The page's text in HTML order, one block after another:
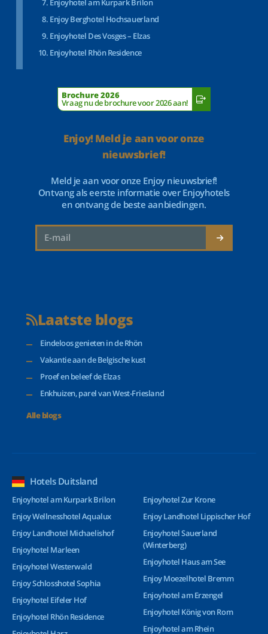
Enjoyhotel am Kurpark Brilon
Enjoy Berghotel Hochsauerland
Enjoyhotel Des Vosges – Elzas
Enjoyhotel Rhön Residence
Brochure 2026
Vraag nu de brochure voor 2026 aan!
Enjoy! Meld je aan voor onze
nieuwsbrief!
Meld je aan voor onze Enjoy nieuwsbrief!
Ontvang als eerste informatie over Enjoyhotels
en ontvang de beste aanbiedingen.
Laatste blogs
Eindeloos genieten in de Rhön
Vakantie aan de Belgische kust
Proef en beleef de Elzas
Enkhuizen, parel van West-Friesland
Alle blogs
Hotels Duitsland
Enjoyhotel am Kurpark Brilon
Enjoy Wellnesshotel Aqualux
Enjoy Landhotel Michaelishof
Enjoyhotel Marleen
Enjoyhotel Westerwald
Enjoy Schlosshotel Sophia
Enjoyhotel Eifeler Hof
Enjoyhotel Rhön Residence
Enjoyhotel Zur Krone
Enjoy Landhotel Lippischer Hof
Enjoyhotel Sauerland
(Winterberg)
Enjoyhotel Haus am See
Enjoy Moezelhotel Bremm
Enjoyhotel am Erzengel
Enjoyhotel König von Rom
Enjoyhotel am Rhein